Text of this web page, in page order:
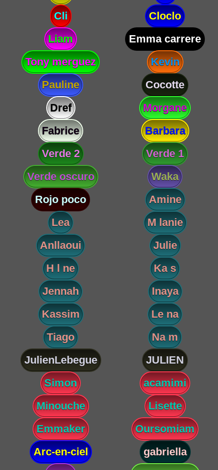
Cli
Cloclo
Liam
Emma carrere
Tony merguez
Kevin
Pauline
Cocotte
Dref
Morgane
Fabrice
Barbara
Verde 2
Verde 1
Verde oscuro
Waka
Rojo poco
Amine
Lea
M lanie
Anllaoui
Julie
H l ne
Ka s
Jennah
Inaya
Kassim
Le na
Tiago
Na m
JulienLebegue
JULIEN
Simon
acamimi
Minouche
Lisette
Emmaker
Oursomiam
Arc-en-ciel
gabriella